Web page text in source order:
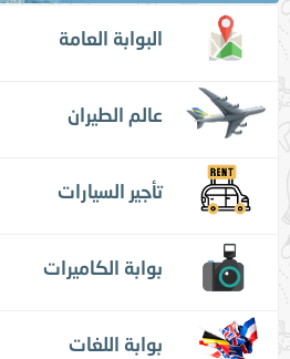
البوابة العامة
عالم الطيران
تأجير السيارات
بوابة الكاميرات
بوابة اللغات